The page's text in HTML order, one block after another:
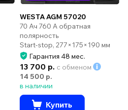
WESTA AGM 57020
70 Ач 760 А обратная
полярность
Start-stop, 277×175×190 мм
Гарантия 48 мес.
13 700 р. с обменом
14 500 р.
в наличии
Купить